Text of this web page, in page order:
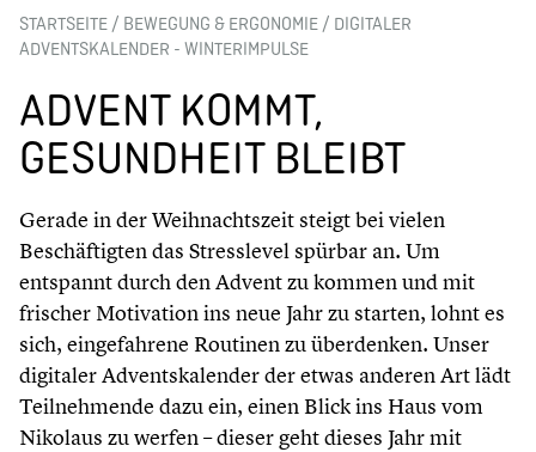
STARTSEITE / BEWEGUNG & ERGONOMIE / DIGITALER
ADVENTSKALENDER - WINTERIMPULSE
ADVENT KOMMT,
GESUNDHEIT BLEIBT
Gerade in der Weihnachtszeit steigt bei vielen
Beschäftigten das Stresslevel spürbar an. Um
entspannt durch den Advent zu kommen und mit
frischer Motivation ins neue Jahr zu starten, lohnt es
sich, eingefahrene Routinen zu überdenken. Unser
digitaler Adventskalender der etwas anderen Art lädt
Teilnehmende dazu ein, einen Blick ins Haus vom
Nikolaus zu werfen – dieser geht dieses Jahr mit